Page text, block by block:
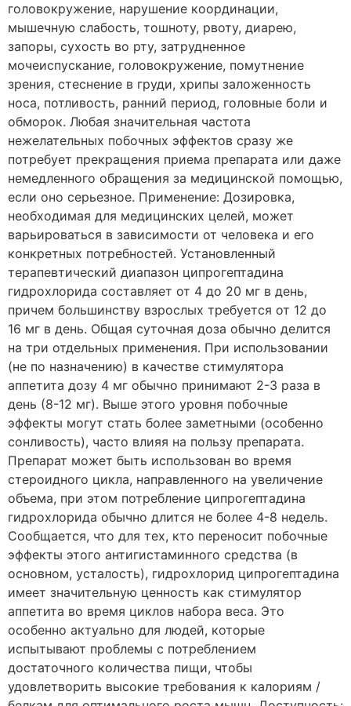
головокружение, нарушение координации,
мышечную слабость, тошноту, рвоту, диарею,
запоры, сухость во рту, затрудненное
мочеиспускание, головокружение, помутнение
зрения, стеснение в груди, хрипы заложенность
носа, потливость, ранний период, головные боли и
обморок. Любая значительная частота
нежелательных побочных эффектов сразу же
потребует прекращения приема препарата или даже
немедленного обращения за медицинской помощью,
если оно серьезное. Применение: Дозировка,
необходимая для медицинских целей, может
варьироваться в зависимости от человека и его
конкретных потребностей. Установленный
терапевтический диапазон ципрогептадина
гидрохлорида составляет от 4 до 20 мг в день,
причем большинству взрослых требуется от 12 до
16 мг в день. Общая суточная доза обычно делится
на три отдельных применения. При использовании
(не по назначению) в качестве стимулятора
аппетита дозу 4 мг обычно принимают 2-3 раза в
день (8-12 мг). Выше этого уровня побочные
эффекты могут стать более заметными (особенно
сонливость), часто влияя на пользу препарата.
Препарат может быть использован во время
стероидного цикла, направленного на увеличение
объема, при этом потребление ципрогептадина
гидрохлорида обычно длится не более 4-8 недель.
Сообщается, что для тех, кто переносит побочные
эффекты этого антигистаминного средства (в
основном, усталость), гидрохлорид ципрогептадина
имеет значительную ценность как стимулятор
аппетита во время циклов набора веса. Это
особенно актуально для людей, которые
испытывают проблемы с потреблением
достаточного количества пищи, чтобы
удовлетворить высокие требования к калориям /